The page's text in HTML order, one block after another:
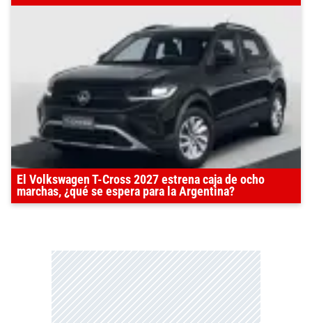
El Volkswagen T-Cross 2027 estrena caja de ocho
marchas, ¿qué se espera para la Argentina?